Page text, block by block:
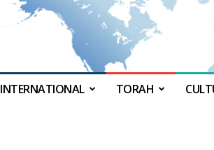
INTERNATIONAL TORAH